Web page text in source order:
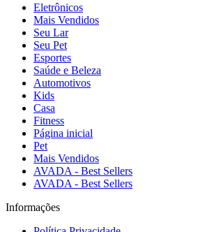
Eletrônicos
Mais Vendidos
Seu Lar
Seu Pet
Esportes
Saúde e Beleza
Automotivos
Kids
Casa
Fitness
Página inicial
Pet
Mais Vendidos
AVADA - Best Sellers
AVADA - Best Sellers
Informações